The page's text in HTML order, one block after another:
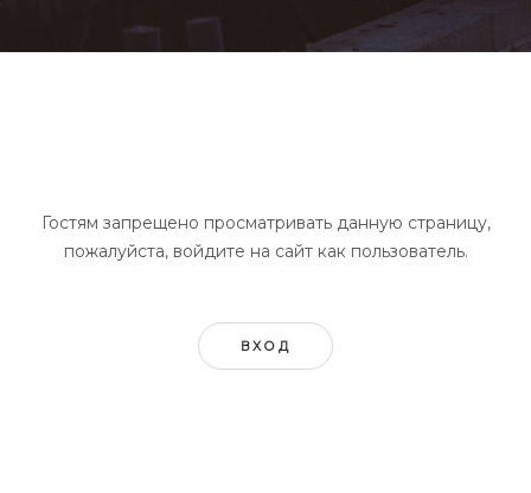
Гостям запрещено просматривать данную страницу,
пожалуйста, войдите на сайт как пользователь.
ВХОД